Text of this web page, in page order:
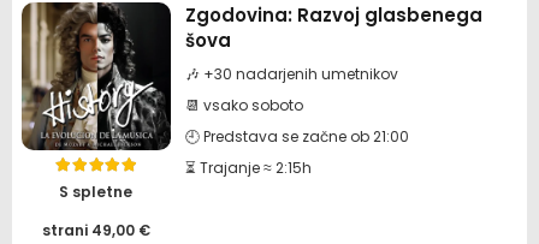
Ocenjeno od 5
S spletne
strani 49,00 €
Zgodovina: Razvoj glasbenega
šova
🎶 +30 nadarjenih umetnikov
📆 vsako soboto
🕘 Predstava se začne ob 21:00
⏳ Trajanje ≈ 2:15h